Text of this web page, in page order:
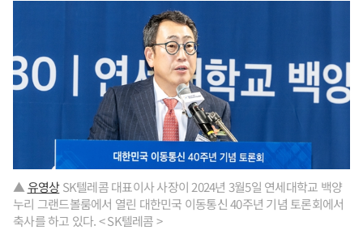
▲유영상SK텔레콤 대표이사 사장이 2024년 3월5일 연세대학교 백양
누리 그랜드볼룸에서 열린 대한민국 이동통신 40주년 기념 토론회에서
축사를 하고 있다. < SK텔레콤 >